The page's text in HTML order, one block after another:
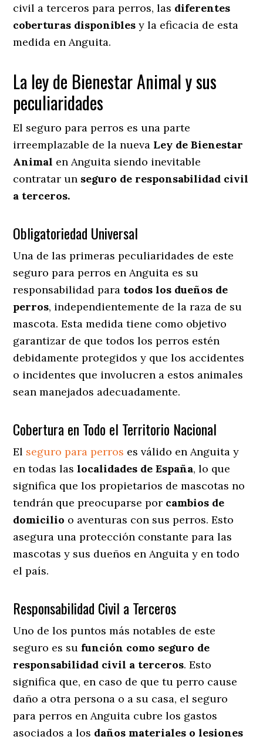
civil a terceros para perros, las diferentes
coberturas disponibles y la eficacia de esta
medida en Anguita.
La ley de Bienestar Animal y sus
peculiaridades
El seguro para perros es una parte
irreemplazable de la nueva Ley de Bienestar
Animal en Anguita siendo inevitable
contratar un seguro de responsabilidad civil
a terceros.
Obligatoriedad Universal
Una de las primeras peculiaridades de este
seguro para perros en Anguita es su
responsabilidad para todos los dueños de
perros, independientemente de la raza de su
mascota. Esta medida tiene como objetivo
garantizar de que todos los perros estén
debidamente protegidos y que los accidentes
o incidentes que involucren a estos animales
sean manejados adecuadamente.
Cobertura en Todo el Territorio Nacional
El seguro para perros es válido en Anguita y
en todas laslocalidades de España, lo que
significa que los propietarios de mascotas no
tendrán que preocuparse por cambios de
domicilio o aventuras con sus perros. Esto
asegura una protección constante para las
mascotas y sus dueños en Anguita y en todo
el país.
Responsabilidad Civil a Terceros
Uno de los puntos más notables de este
seguro es su función como seguro de
responsabilidad civil a terceros. Esto
significa que, en caso de que tu perro cause
daño a otra persona o a su casa, el seguro
para perros en Anguita cubre los gastos
asociados a los daños materiales o lesiones